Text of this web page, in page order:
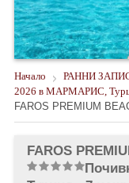
НОВА ГОДИНА
ПОЧИВКИ
КРУИЗИ
ЕКЗОТИКА
Начало РАННИ
2026 в МАРМАРИС,
FAROS PREMIUM
FAROS